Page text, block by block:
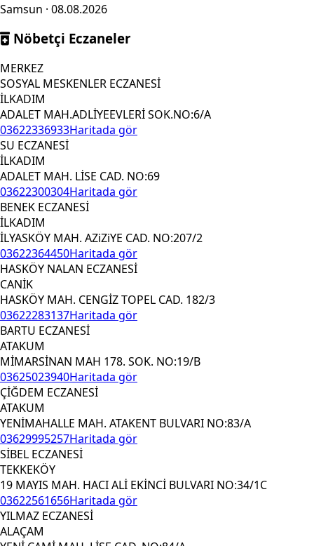
Samsun · 08.08.2026
Nöbetçi Eczaneler
MERKEZ
SOSYAL MESKENLER ECZANESİ
İLKADIM
ADALET MAH.ADLİYEEVLERİ SOK.NO:6/A
03622336933Haritada gör
SU ECZANESİ
İLKADIM
ADALET MAH. LİSE CAD. NO:69
03622300304Haritada gör
BENEK ECZANESİ
İLKADIM
İLYASKÖY MAH. AZiZiYE CAD. NO:207/2
03622364450Haritada gör
HASKÖY NALAN ECZANESİ
CANİK
HASKÖY MAH. CENGİZ TOPEL CAD. 182/3
03622283137Haritada gör
BARTU ECZANESİ
ATAKUM
MİMARSİNAN MAH 178. SOK. NO:19/B
03625023940Haritada gör
ÇİĞDEM ECZANESİ
ATAKUM
YENİMAHALLE MAH. ATAKENT BULVARI NO:83/A
03629995257Haritada gör
SİBEL ECZANESİ
TEKKEKÖY
19 MAYIS MAH. HACI ALİ EKİNCİ BULVARI NO:34/1C
03622561656Haritada gör
YILMAZ ECZANESİ
ALAÇAM